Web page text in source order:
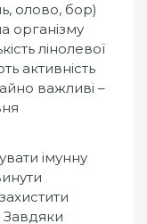
олово, бор)
організму
лінолевої
активність
важливі –
імунну
Завдяки